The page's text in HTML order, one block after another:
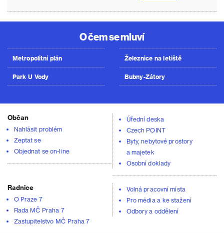
O čem se mluví
Metropolitní plán
Park U Vody
Železnice na letiště
Bubny-Zátory
Občan
Nahlásit problém
Zeptat se
Objednat se on-line
Úřední deska
Czech POINT
Byty, nebytové prostory
a majetek
Osobní doklady
Radnice
O Praze 7
Rada MČ Praha 7
Zastupitelstvo MČ Praha 7
Volná pracovní místa
Pro média a ke stažení
Odbory a oddělení